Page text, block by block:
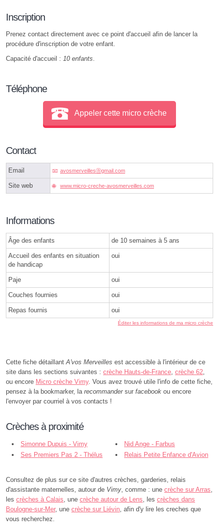
Inscription
Prenez contact directement avec ce point d'accueil afin de lancer la
procédure d'inscription de votre enfant.
Capacité d'accueil : 10 enfants
Téléphone
Appeler cette micro crèche
Contact
Email avosmerveillesⓐgmail.com
Site web www.micro-creche-avosmerveilles.com
Informations
Âge des enfants de 10 semaines à 5 ans
Accueil des enfants en situation
de handicap
oui
Paje oui
Couches fournies oui
Repas fournis oui
Éditer les informations de ma micro crèche
Cette fiche détaillant A'vos Merveilles est accessible à l'intérieur de ce
site dans les sections suivantes : crèche Hauts-de-France crèche 62
ou encore Micro crèche Vimy. Vous avez trouvé utile l'info de cette fiche,
pensez à la bookmarker, la recommandersur facebook ou encore
l'envoyer par courriel à vos contacts !
Crèches à proximité
Simonne Dupuis - Vimy
Nid Ange - Farbus
Ses Premiers Pas 2 - Thélus
Relais Petite Enfance d'Avion
Consultez de plus sur ce site d'autres crèches, garderies, relais
d'assistante maternelles, autour de Vimy , comme : une crèche sur Arras
les crèches à Calais , une crèche autour de Lens , les crèches dans
Boulogne-sur-Mer, une crèche sur Liévin , afin d'y lire les creches que
vous recherchez.